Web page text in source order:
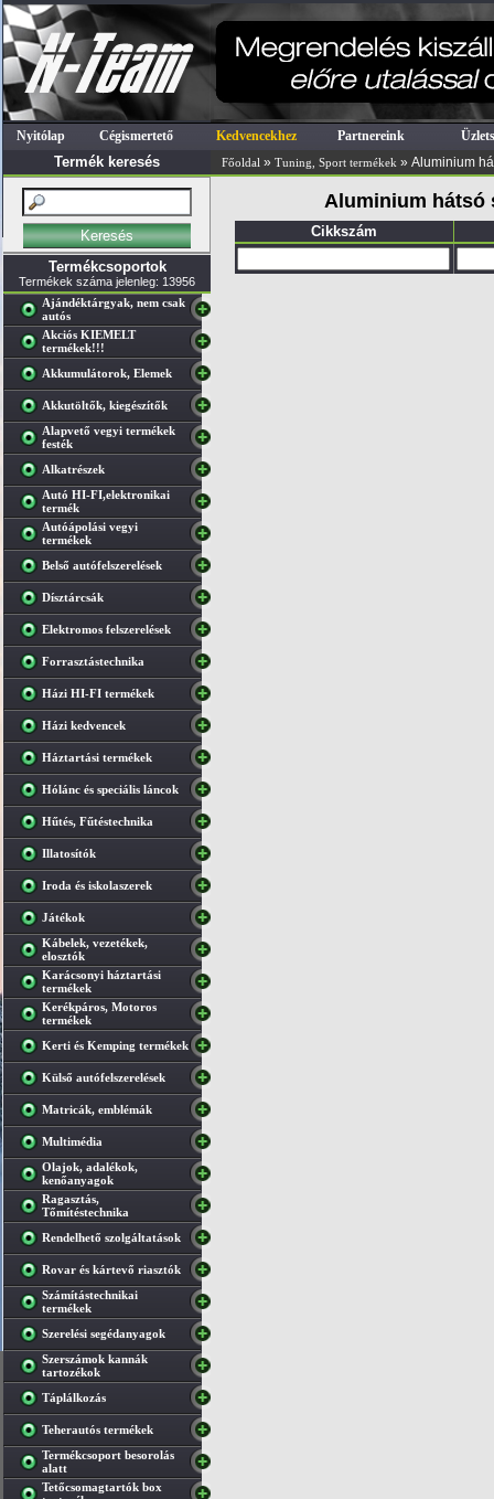
Nyitólap Cégismertető Kedvencekhez Partnereink
Termék keresés Főoldal » Tuning, Sport termékek » Aluminium
Termékcsoportok
Termékek száma jelenleg: 13956
Ajándéktárgyak, nem csak
autós
Akciós KIEMELT
termékek!!!
Akkumulátorok, Elemek
Akkutöltők, kiegészítők
Alapvető vegyi termékek
festék
Alkatrészek
Autó HI-FI,elektronikai
termék
Autóápolási vegyi
termékek
Belső autófelszerelések
Dísztárcsák
Elektromos felszerelések
Forrasztástechnika
Házi HI-FI termékek
Házi kedvencek
Háztartási termékek
Hólánc és speciális láncok
Hűtés, Fűtéstechnika
Illatosítók
Iroda és iskolaszerek
Játékok
Kábelek, vezetékek,
elosztók
Karácsonyi háztartási
termékek
Kerékpáros, Motoros
termékek
Kerti és Kemping termékek
Külső autófelszerelések
Matricák, emblémák
Multimédia
Olajok, adalékok,
kenőanyagok
Ragasztás,
Tőmítéstechnika
Rendelhető szolgáltatások
Rovar és kártevő riasztók
Számítástechnikai
termékek
Szerelési segédanyagok
Szerszámok kannák
tartozékok
Táplálkozás
Teherautós termékek
Termékcsoport besorolás
alatt
Tetőcsomagtartók box
Aluminium hátsó
Cikkszám